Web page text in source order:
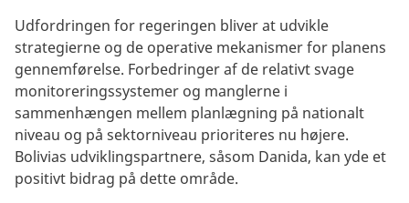
Udfordringen for regeringen bliver at udvikle
strategierne og de operative mekanismer for planens
gennemførelse. Forbedringer af de relativt svage
monitoreringssystemer og manglerne i
sammenhængen mellem planlægning på nationalt
niveau og på sektorniveau prioriteres nu højere.
Bolivias udviklingspartnere, såsom Danida, kan yde et
positivt bidrag på dette område.